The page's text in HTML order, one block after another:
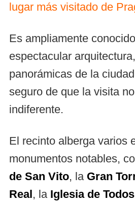
lugar más visitado de
Es ampliamente
espectacular
panorámicas de la
seguro de que la visita
indiferente.
El recinto alberga varios
monumentos notables,
de San Vito, la Gran
Real , la Iglesia de